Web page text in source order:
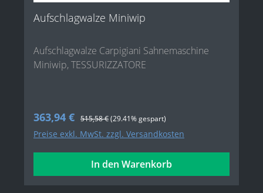
Aufschlagwalze Miniwip
Aufschlagwalze Carpigiani Sahnemaschine
Miniwip, TESSURIZZATORE
Verkaufspreis:
363,94 € Regulärer Preis:
515,58 €(29.41% gespart)
Preise exkl. MwSt. zzgl. Versandkosten
In den Warenkorb